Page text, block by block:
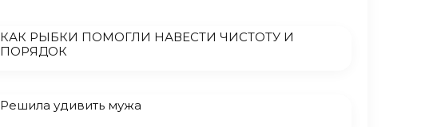
КАК РЫБКИ ПОМОГЛИ НАВЕСТИ ЧИСТОТУ И
ПОРЯДОК
Решила удивить мужа